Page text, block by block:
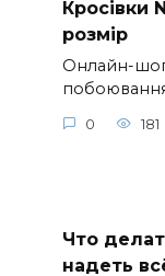
Кросівки
розмір
Онлайн-
0 181
Что
надеть